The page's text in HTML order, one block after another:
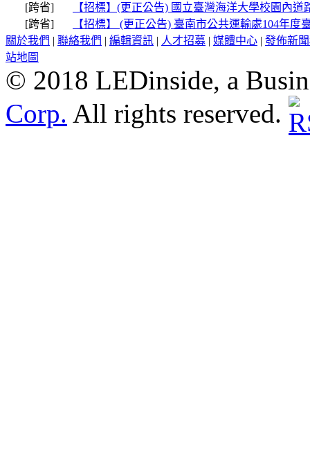
[跨省]
【招標】(更正公告) 國立臺灣海洋大學校園內
[跨省]
【招標】 (更正公告) 臺南市公共運輸處104年
關於我們 | 聯絡我們 | 編輯資訊 | 人才招募 | 媒體中心 | 發佈新
站地圖
© 2018 LEDinside, a
Corp. All rights reserved.